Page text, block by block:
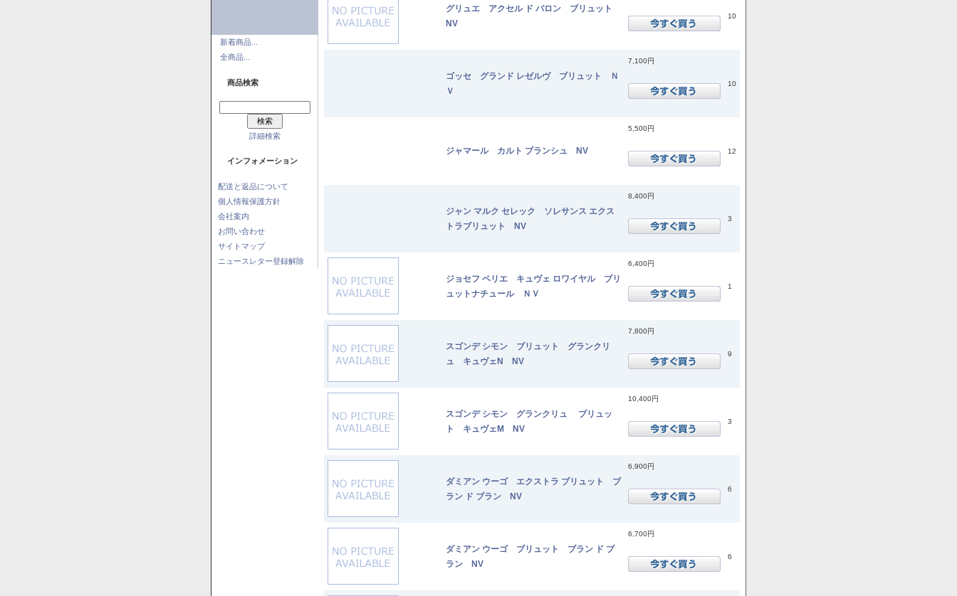
新着商品...
全商品...
商品検索
詳細検索
インフォメーション
配送と返品について
個人情報保護方針
会社案内
お問い合わせ
サイトマップ
ニュースレター登録解除
グリュエ アクセル ド バロン ブリュット
NV
10
ゴッセ グランド レゼルヴ ブリュット Ｎ
Ｖ
7,100円
10
ジャマール カルト ブランシュ NV
5,500円
12
ジャン マルク セレック ソレサンス エクス
トラブリュット NV
8,400円
3
ジョセフ ペリエ キュヴェ ロワイヤル ブリ
ュットナチュール ＮＶ
6,400円
1
スゴンデ シモン ブリュット グランクリ
ュ キュヴェN NV
7,800円
9
スゴンデ シモン グランクリュ ブリュッ
ト キュヴェM NV
10,400円
3
ダミアン ウーゴ エクストラ ブリュット ブ
ラン ド ブラン NV
6,900円
6
ダミアン ウーゴ ブリュット ブラン ド ブ
ラン NV
6,700円
6